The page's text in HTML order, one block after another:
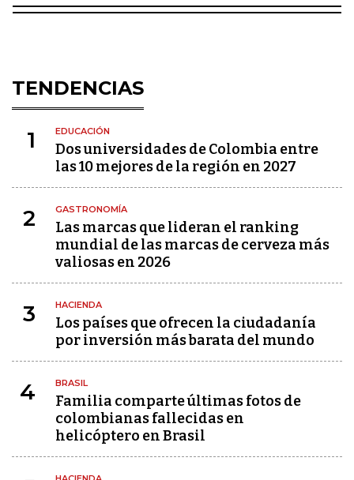
TENDENCIAS
1 EDUCACIÓN
Dos universidades de Colombia entre
las 10 mejores de la región en 2027
2 GASTRONOMÍA
Las marcas que lideran el ranking
mundial de las marcas de cerveza más
valiosas en 2026
3 HACIENDA
Los países que ofrecen la ciudadanía
por inversión más barata del mundo
4 BRASIL
Familia comparte últimas fotos de
colombianas fallecidas en
helicóptero en Brasil